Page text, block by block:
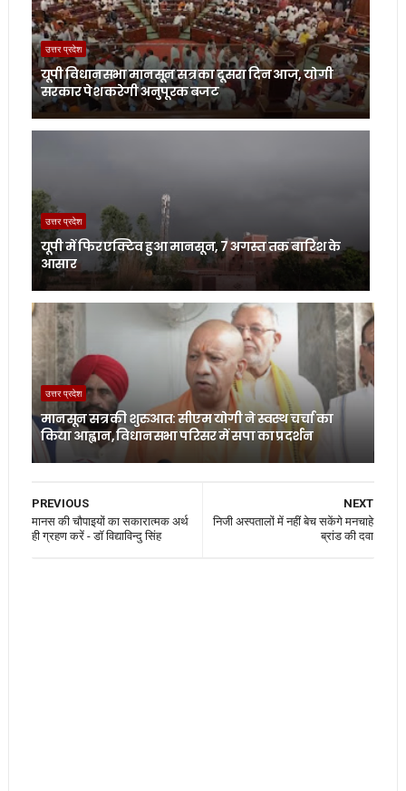
उत्तर प्रदेश
यूपी विधानसभा मानसून सत्र का दूसरा दिन आज, योगी
सरकार पेश करेगी अनुपूरक बजट
उत्तर प्रदेश
यूपी में फिर एक्टिव हुआ मानसून, 7 अगस्त तक बारिश के
आसार
उत्तर प्रदेश
मानसून सत्र की शुरुआत: सीएम योगी ने स्वस्थ चर्चा का
किया आह्वान, विधानसभा परिसर में सपा का प्रदर्शन
NEXT
निजी अस्पतालों में नहीं बेच सकेंगे मनचाहे
ब्रांड की दवा
PREVIOUS
मानस की चौपाइयों का सकारात्मक अर्थ
ही ग्रहण करें - डॉ विद्याविन्दु सिंह